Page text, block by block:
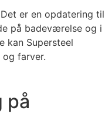
er en opdatering til
på badeværelse og i
kan Supersteel
farver.
på